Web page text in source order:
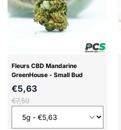
Fleurs CBD Mandarine
GreenHouse - Small Bud
€5,63
€7,50